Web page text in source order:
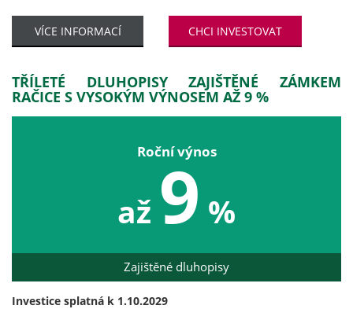
VÍCE INFORMACÍ CHCI INVESTOVAT
TŘÍLETÉ DLUHOPISY ZAJIŠTĚNÉ ZÁMKEM
RAČICE S VYSOKÝM VÝNOSEM AŽ 9 %
Roční výnos
až 9 %
Zajištěné dluhopisy
Investice splatná k 1.10.2029